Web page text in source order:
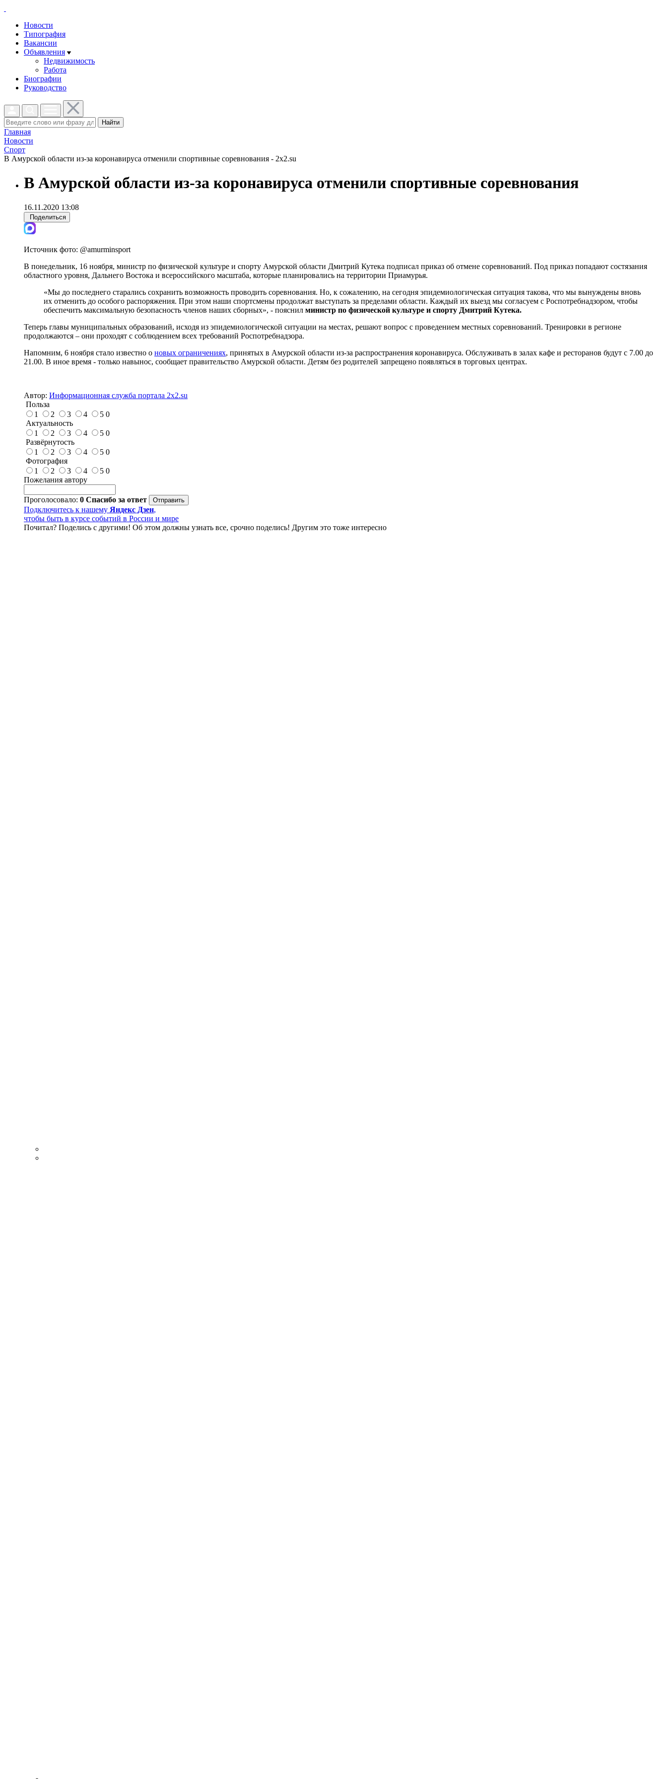
Новости
Типография
Вакансии
Объявления
Недвижимость
Работа
Биографии
Руководство
Найти
Главная
Новости
Спорт
В Амурской области из-за коронавируса отменили спортивные соревнования - 2x2.su
В Амурской области из-за коронавируса отменили спортивные соревнования
16.11.2020 13:08
Поделиться
Источник фото: @amurminsport
В понедельник, 16 ноября, министр по физической культуре и спорту Амурской области Дмитрий Кутека подписал приказ об отмене соревнований. Под приказ попадают состязания
областного уровня, Дальнего Востока и всероссийского масштаба, которые планировались на территории Приамурья.
«Мы до последнего старались сохранить возможность проводить соревнования. Но, к сожалению, на сегодня эпидемиологическая ситуация такова, что мы вынуждены вновь
их отменить до особого распоряжения. При этом наши спортсмены продолжат выступать за пределами области. Каждый их выезд мы согласуем с Роспотребнадзором, чтобы
обеспечить максимальную безопасность членов наших сборных», - пояснил министр по физической культуре и спорту Дмитрий Кутека.
Теперь главы муниципальных образований, исходя из эпидемиологической ситуации на местах, решают вопрос с проведением местных соревнований. Тренировки в регионе
продолжаются – они проходят с соблюдением всех требований Роспотребнадзора.
Напомним, 6 ноября стало известно о новых ограничениях, принятых в Амурской области из-за распространения коронавируса. Обслуживать в залах кафе и ресторанов будут с 7.00 до
21.00. В иное время - только навынос, сообщает правительство Амурской области. Детям без родителей запрещено появляться в торговых центрах.
Автор: Информационная служба портала 2x2.su
Польза
1
2 3 4 5 0
Актуальность
1
2 3 4 5 0
Развёрнутость
1
2 3 4 5 0
Фотография
1
2 3 4 5 0
Пожелания автору
Проголосовало: 0 Спасибо за ответ
Подключитесь к нашему Яндекс Дзен,
чтобы быть в курсе событий в России и мире
Почитал? Поделись с другими! Об этом должны узнать все, срочно поделись! Другим это тоже интересно